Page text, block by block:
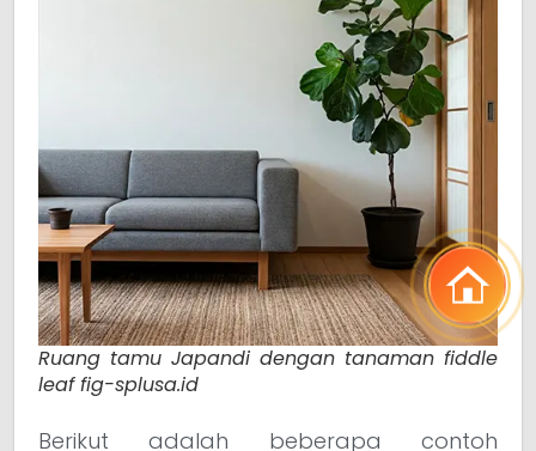
Ruang tamu Japandi dengan tanaman fiddle
leaf fig-splusa.id
Berikut adalah beberapa contoh